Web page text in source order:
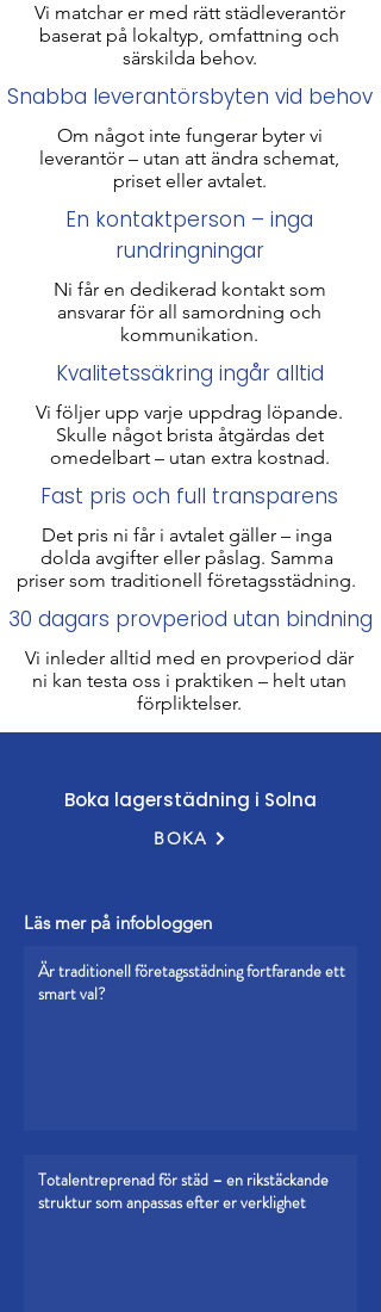
Vi matchar er med rätt städleverantör
baserat på lokaltyp, omfattning och
särskilda behov.
Snabba leverantörsbyten vid behov
Om något inte fungerar byter vi
leverantör – utan att ändra schemat,
priset eller avtalet.
En kontaktperson – inga
rundringningar
Ni får en dedikerad kontakt som
ansvarar för all samordning och
kommunikation.
Kvalitetssäkring ingår alltid
Vi följer upp varje uppdrag löpande.
Skulle något brista åtgärdas det
omedelbart – utan extra kostnad.
Fast pris och full transparens
Det pris ni får i avtalet gäller – inga
dolda avgifter eller påslag. Samma
priser som traditionell företagsstädning​.
30 dagars provperiod utan bindning
Vi inleder alltid med en provperiod där
ni kan testa oss i praktiken – helt utan
förpliktelser.​​​​
Boka lagerstädning i Solna
BOKA
Läs mer på infobloggen
Är traditionell företagsstädning fortfarande ett
smart val?
Totalentreprenad för städ – en rikstäckande
struktur som anpassas efter er verklighet